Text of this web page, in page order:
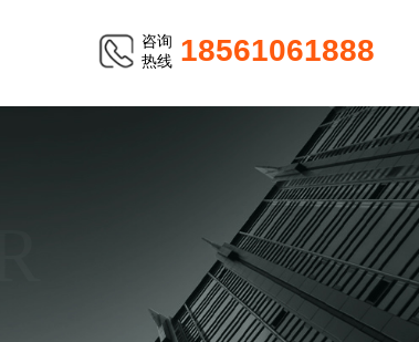
咨询
热线 18561061888